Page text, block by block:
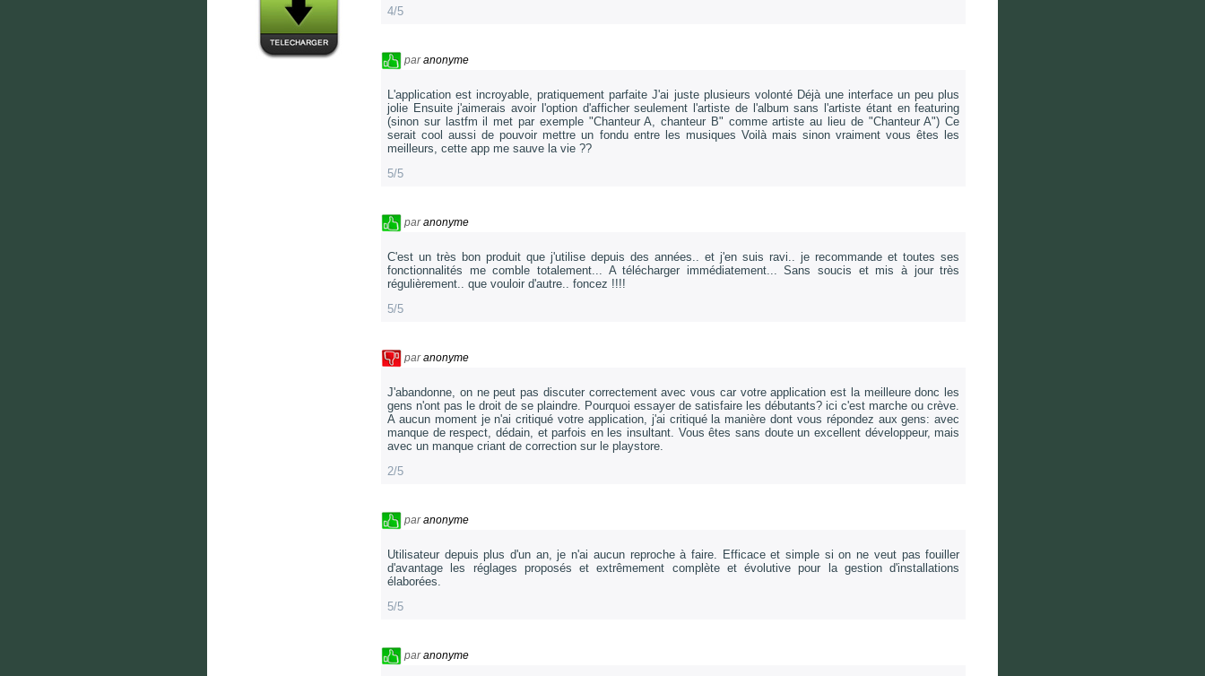
4/5
paranonyme
L'application est incroyable, pratiquement parfaite J'ai juste plusieurs volonté Déjà une interface un peu plus
jolie Ensuite j'aimerais avoir l'option d'afficher seulement l'artiste de l'album sans l'artiste étant en featuring
(sinon sur lastfm il met par exemple "Chanteur A, chanteur B" comme artiste au lieu de "Chanteur A") Ce
serait cool aussi de pouvoir mettre un fondu entre les musiques Voilà mais sinon vraiment vous êtes les
meilleurs, cette app me sauve la vie ??
5/5
paranonyme
C'est un très bon produit que j'utilise depuis des années.. et j'en suis ravi.. je recommande et toutes ses
fonctionnalités me comble totalement... A télécharger immédiatement... Sans soucis et mis à jour très
régulièrement.. que vouloir d'autre.. foncez !!!!
5/5
paranonyme
J'abandonne, on ne peut pas discuter correctement avec vous car votre application est la meilleure donc les
gens n'ont pas le droit de se plaindre. Pourquoi essayer de satisfaire les débutants? ici c'est marche ou crève.
A aucun moment je n'ai critiqué votre application, j'ai critiqué la manière dont vous répondez aux gens: avec
manque de respect, dédain, et parfois en les insultant. Vous êtes sans doute un excellent développeur, mais
avec un manque criant de correction sur le playstore.
2/5
paranonyme
Utilisateur depuis plus d'un an, je n'ai aucun reproche à faire. Efficace et simple si on ne veut pas fouiller
d'avantage les réglages proposés et extrêmement complète et évolutive pour la gestion d'installations
élaborées.
5/5
paranonyme